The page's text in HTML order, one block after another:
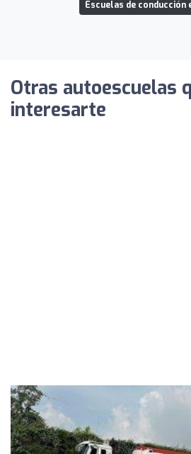
Escuelas de conducción
Otras autoescuelas
interesarte